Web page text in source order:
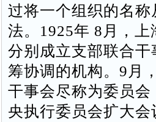
过将一个组织的名称
法。1925年 8月，
分别成立支部联合
筹协调的机构。9月
干事会尽称为委员
央执行委员会扩大